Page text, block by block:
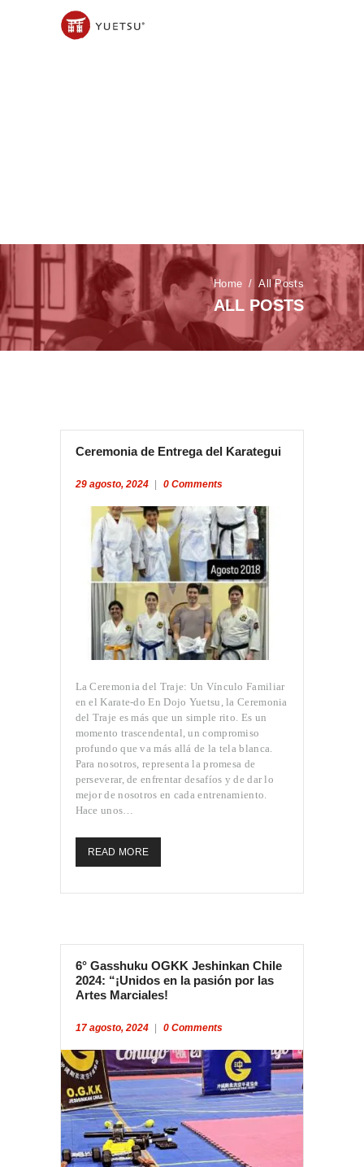
Home All Posts
ALL POSTS
Ceremonia de Entrega del Karategui
29 agosto, 2024 0 Comments
La Ceremonia del Traje: Un Vínculo Familiar
en el Karate-do En Dojo Yuetsu, la Ceremonia
del Traje es más que un simple rito. Es un
momento trascendental, un compromiso
profundo que va más allá de la tela blanca.
Para nosotros, representa la promesa de
perseverar, de enfrentar desafíos y de dar lo
mejor de nosotros en cada entrenamiento.
Hace unos…
READ MORE
6° Gasshuku OGKK Jeshinkan Chile
2024: “¡Unidos en la pasión por las
Artes Marciales!
17 agosto, 2024 0 Comments